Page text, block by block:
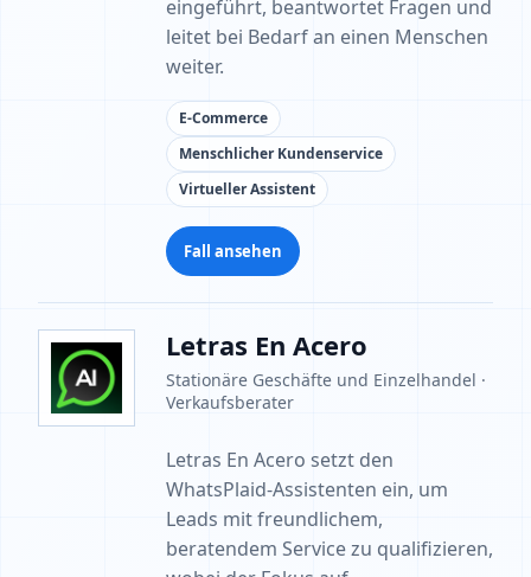
eingeführt, beantwortet Fragen und
leitet bei Bedarf an einen Menschen
weiter.
E-Commerce
Menschlicher Kundenservice
Virtueller Assistent
Fall ansehen
Letras En Acero
Stationäre Geschäfte und Einzelhandel ·
Verkaufsberater
Letras En Acero setzt den
WhatsPlaid-Assistenten ein, um
Leads mit freundlichem,
beratendem Service zu qualifizieren,